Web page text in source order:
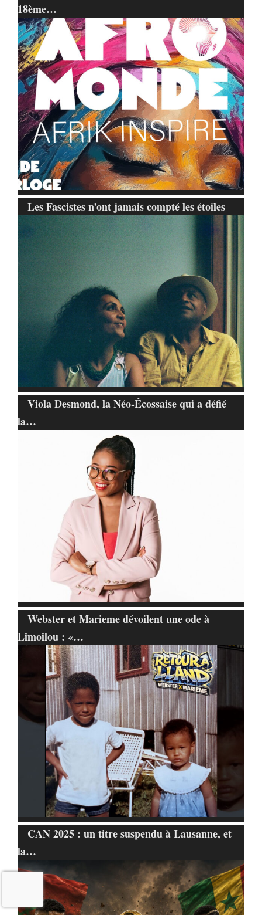
18ème…
Les Fascistes n’ont jamais compté les étoiles
Viola Desmond, la Néo-Écossaise qui a défié
la…
Webster et Marieme dévoilent une ode à
Limoilou : «…
CAN 2025 : un titre suspendu à Lausanne, et
la…